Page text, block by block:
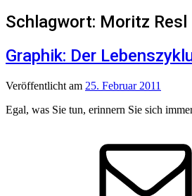
Schlagwort: Moritz Resl
Graphik: Der
Veröffentlicht am 25. Februar 2011
Egal, was Sie tun, erinnern Sie sich